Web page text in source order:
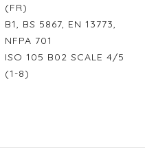
(FR)
B1, BS 5867, EN 13773,
NFPA 701
ISO 105 B02 SCALE 4/5
(1-8)